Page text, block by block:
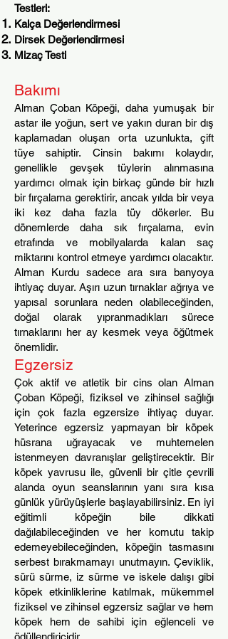
Testleri:
Kalça Değerlendirmesi
Dirsek Değerlendirmesi
Mizaç Testi
Bakımı
Alman Çoban Köpeği, daha yumuşak bir
astar ile yoğun, sert ve yakın duran bir dış
kaplamadan oluşan orta uzunlukta, çift
tüye sahiptir. Cinsin bakımı kolaydır,
genellikle gevşek tüylerin alınmasına
yardımcı olmak için birkaç günde bir hızlı
bir fırçalama gerektirir, ancak yılda bir veya
iki kez daha fazla tüy dökerler. Bu
dönemlerde daha sık fırçalama, evin
etrafında ve mobilyalarda kalan saç
miktarını kontrol etmeye yardımcı olacaktır.
Alman Kurdu sadece ara sıra banyoya
ihtiyaç duyar. Aşırı uzun tırnaklar ağrıya ve
yapısal sorunlara neden olabileceğinden,
doğal olarak yıpranmadıkları sürece
tırnaklarını her ay kesmek veya öğütmek
önemlidir.
Egzersiz
Çok aktif ve atletik bir cins olan Alman
Çoban Köpeği, fiziksel ve zihinsel sağlığı
için çok fazla egzersize ihtiyaç duyar.
Yeterince egzersiz yapmayan bir köpek
hüsrana uğrayacak ve muhtemelen
istenmeyen davranışlar geliştirecektir. Bir
köpek yavrusu ile, güvenli bir çitle çevrili
alanda oyun seanslarının yanı sıra kısa
günlük yürüyüşlerle başlayabilirsiniz. En iyi
eğitimli köpeğin bile dikkati
dağılabileceğinden ve her komutu takip
edemeyebileceğinden, köpeğin tasmasını
serbest bırakmamayı unutmayın. Çeviklik,
sürü sürme, iz sürme ve iskele dalışı gibi
köpek etkinliklerine katılmak, mükemmel
fiziksel ve zihinsel egzersiz sağlar ve hem
köpek hem de sahibi için eğlenceli ve
ödüllendiricidir.